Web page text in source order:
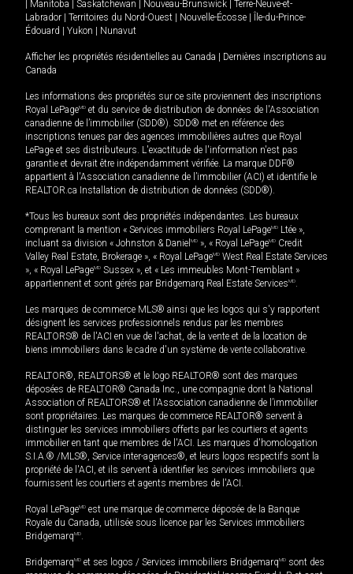
Manitoba Saskatchewan Nouveau-Brunswick
Terre-Neuve-et-
Labrador
Territoires du Nord-Ouest Nouvelle-Écosse
Île-du-Prince-
Édouard
Yukon Nunavut
Afficher les propriétés résidentielles au Canada
Dernières inscriptions au
Canada
Les informations des propriétés sur ce site proviennent des inscriptions
Royal LePageMD et du service de distribution de données de l'Association
canadienne de l’immobilier (SDD®). SDD® met en référence des
inscriptions tenues par des agences immobilières autres que Royal
LePage et ses distributeurs. L'exactitude de l'information n'est pas
garantie et devrait être indépendamment vérifiée. La marque DDF®
appartient à l'Association canadienne de l’immobilier (ACI) et identifie le
REALTOR.ca Installation de distribution de données (SDD®).
*Tous les bureaux sont des propriétés indépendantes. Les bureaux
comprenant la mention « Services immobiliers Royal LePageMD Ltée »,
incluant sa division « Johnston & Daniel MD », « Royal LePageMD Credit
Valley Real Estate, Brokerage », « Royal LePageMD West Real Estate Services
», « Royal LePageMD Sussex », et « Les immeubles Mont-Tremblant »
appartiennent et sont gérés par Bridgemarq Real Estate ServicesMD.
Les marques de commerce MLS® ainsi que les logos qui s'y rapportent
désignent les services professionnels rendus par les membres
REALTORS® de l'ACI en vue de l'achat, de la vente et de la location de
biens immobiliers dans le cadre d'un système de vente collaborative.
REALTOR®, REALTORS® et le logo REALTOR® sont des marques
déposées de REALTOR® Canada Inc., une compagnie dont la National
Association of REALTORS® et l'Association canadienne de l’immobilier
sont propriétaires. Les marques de commerce REALTOR® servent à
distinguer les services immobiliers offerts par les courtiers et agents
immobilier en tant que membres de l'ACI. Les marques d'homologation
S.I.A.® /MLS®, Service inter-agences®, et leurs logos respectifs sont la
propriété de l'ACI, et ils servent à identifier les services immobiliers que
fournissent les courtiers et agents membres de l'ACI.
Royal LePageMD est une marque de commerce déposée de la Banque
Royale du Canada, utilisée sous licence par les Services immobiliers
BridgemarqMD.
BridgemarqMD et ses logos / Services immobiliers BridgemarqMD sont des